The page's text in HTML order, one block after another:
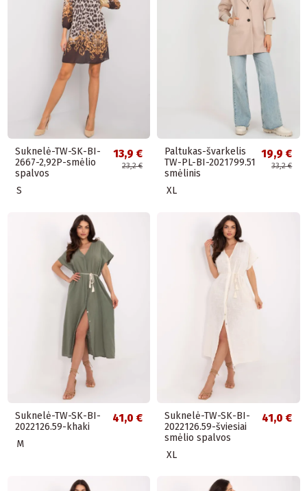
Suknelė-TW-SK-BI-
2667-2,92P-smėlio
spalvos
13,9 €
23,2 €
S
Paltukas-švarkelis
TW-PL-BI-2021799.51
smėlinis
19,9 €
33,2 €
XL
Suknelė-TW-SK-BI-
2022126.59-khaki
41,0 €
M
Suknelė-TW-SK-BI-
2022126.59-šviesiai
smėlio spalvos
41,0 €
XL